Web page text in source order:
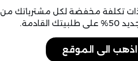
تكلفة مخفضة لكل مشترياتك من
اذهب الى الموقع